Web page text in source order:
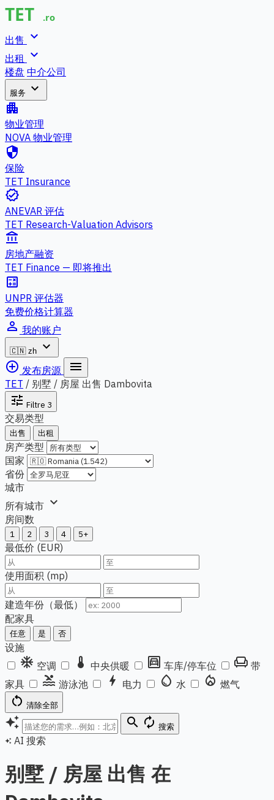
出售 expand_more
出租 expand_more
楼盘 中介公司
服务 expand_more
apartment
物业管理
NOVA 物业管理
security
保险
TET Insurance
verified
ANEVAR 评估
TET Research-Valuation Advisors
account_balance
房地产融资
TET Finance — 即将推出
calculate
UNPR 评估器
免费价格计算器
person_outline 我的账户
🇨🇳 zh
expand_more
add_circle_outline 发布房源 menu
TET / 别墅 / 房屋 出售 Dambovita
tune Filtre 3
交易类型
出售 出租
房产类型
国家
省份
城市
所有城市 expand_more
房间数
1 2 3 4 5+
最低价 (EUR)
使用面积 (mp)
建造年份（最低）
配家具
任意 是 否
设施
ac_unit 空调 thermostat 中央供暖 garage 车库/停车位 chair 带
家具
pool 游泳池 bolt 电力 water_drop 水 local_fire_department 燃气
restart_alt 清除全部
auto_awesome search autorenew 搜索
auto_awesome AI 搜索
别墅 / 房屋 出售 在